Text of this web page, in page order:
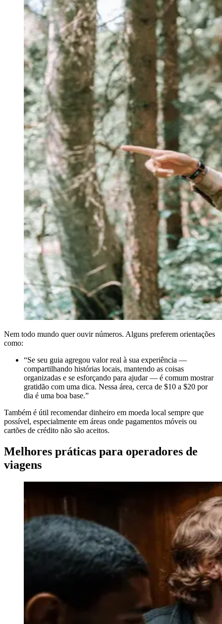
Nem todo mundo quer ouvir números. Alguns preferem orientações
como:
“Se seu guia agregou valor real à sua experiência —
compartilhando histórias locais, mantendo as coisas
organizadas e se esforçando para ajudar — é comum mostrar
gratidão com uma dica. Nessa área, cerca de $10 a $20 por
dia é uma boa base.”
Também é útil recomendar dinheiro em moeda local sempre que
possível, especialmente em áreas onde pagamentos móveis ou
cartões de crédito não são aceitos.
Melhores práticas para operadores de
viagens